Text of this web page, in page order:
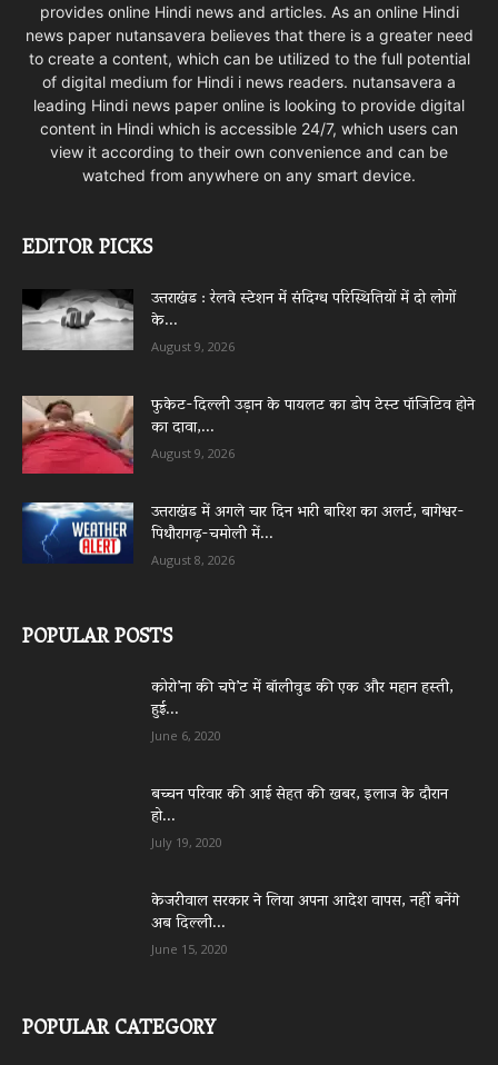
provides online Hindi news and articles. As an online Hindi
news paper nutansavera believes that there is a greater need
to create a content, which can be utilized to the full potential
of digital medium for Hindi i news readers. nutansavera a
leading Hindi news paper online is looking to provide digital
content in Hindi which is accessible 24/7, which users can
view it according to their own convenience and can be
watched from anywhere on any smart device.
EDITOR PICKS
उत्तराखंड : रेलवे स्टेशन में संदिग्ध परिस्थितियों में दो लोगों
के...
August 9, 2026
फुकेट-दिल्ली उड़ान के पायलट का डोप टेस्ट पॉजिटिव होने
का दावा,...
August 9, 2026
उत्तराखंड में अगले चार दिन भारी बारिश का अलर्ट, बागेश्वर-
पिथौरागढ़-चमोली में...
August 8, 2026
POPULAR POSTS
कोरो’ना की चपे’ट में बॉलीवुड की एक और महान हस्ती,
हुई...
June 6, 2020
बच्चन परिवार की आई सेहत की खबर, इलाज के दौरान
हो...
July 19, 2020
केजरीवाल सरकार ने लिया अपना आदेश वापस, नहीं बनेंगे
अब दिल्ली...
June 15, 2020
POPULAR CATEGORY